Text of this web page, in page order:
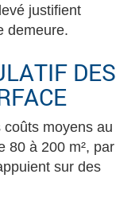
justifient
demeure.
DES
coûts moyens au
80 à 200 m², par
sur des